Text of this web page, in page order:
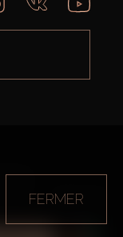
Plan du site
FERMER